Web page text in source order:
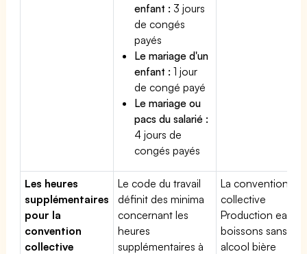
enfant : 3 jours
de congés
payés
Le mariage d'un
enfant : 1 jour
de congé payé
Le mariage ou
pacs du salarié :
4 jours de
congés payés
Les heures
supplémentaires
pour la
convention
collective
Le code du travail
définit des minima
concernant les
heures
supplémentaires à
La convention
collective
Production eaux
boissons sans
alcool bière